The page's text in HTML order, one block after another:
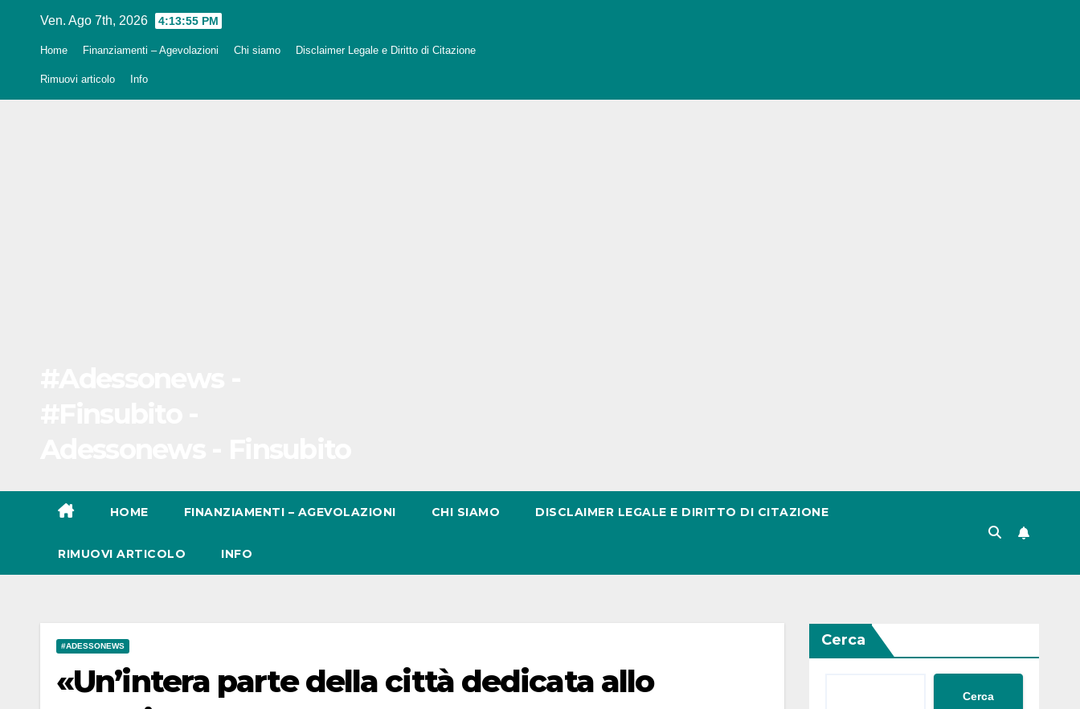
Ven. Ago 7th, 2026 4:13:57 PM
Home Finanziamenti – Agevolazioni Chi siamo Disclaimer Legale e Diritto di Citazione
Rimuovi articolo Info
HOME FINANZIAMENTI – AGEVOLAZIONI CHI SIAMO DISCLAIMER LEGALE E DIRITTO DI CITAZIONE
RIMUOVI ARTICOLO INFO
#ADESSONEWS
«Un’intera parte della città dedicata allo
Cerca
Cerca